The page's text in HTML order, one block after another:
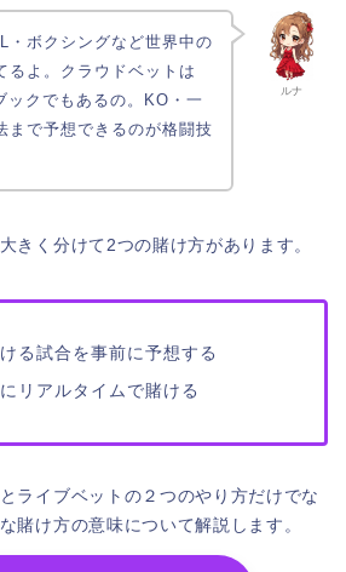
ルナ
・ボクシングなど世界中の
るよ。クラウドベットは
ックでもあるの。KO・一
まで予想できるのが格闘技
きく分けて2つの賭け方があります。
る試合を事前に予想する
リアルタイムで賭ける
ライブベットの２つのやり方だけでな
賭け方の意味について解説します。